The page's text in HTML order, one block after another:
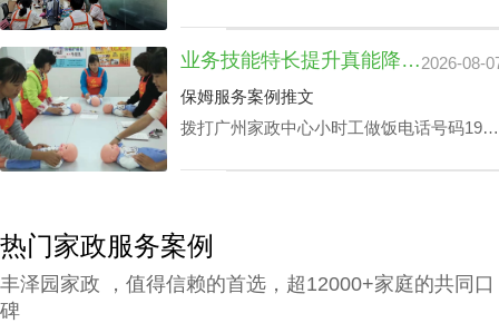
如家里老人家照护技能、小孩子看护、监督
孩子学习等，个体能量越高，家政公司越秀
小时工费用自然越高。
业务技能特长提升真能降广州家政中心护理孩子收费？2026-08-
保姆服务案例推文
拨打广州家政中心小时工做饭电话号码199-
热门家政服务案例
丰泽园家政 ，值得信赖的首选，超12000+家庭的共同口
碑